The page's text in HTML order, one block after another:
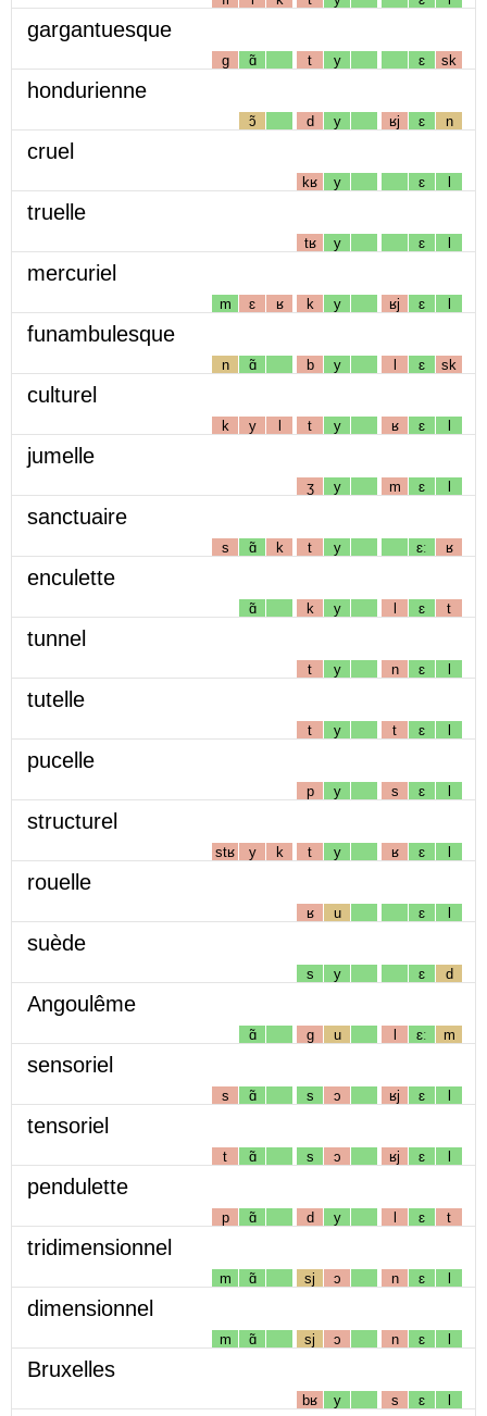
gargantuesque
g ɑ̃ t y ɛ sk
hondurienne
ɔ̃ d y ʁj ɛ n
cruel
kʁ y ɛ l
truelle
tʁ y ɛ l
mercuriel
m ɛ ʁ k y ʁj ɛ l
funambulesque
n ɑ̃ b y l ɛ sk
culturel
k y l t y ʁ ɛ l
jumelle
ʒ y m ɛ l
sanctuaire
s ɑ̃ k t y ɛː ʁ
enculette
ɑ̃ k y l ɛ t
tunnel
t y n ɛ l
tutelle
t y t ɛ l
pucelle
p y s ɛ l
structurel
stʁ y k t y ʁ ɛ l
rouelle
ʁ u ɛ l
suède
s y ɛ d
Angoulême
ɑ̃ g u l ɛː m
sensoriel
s ɑ̃ s ɔ ʁj ɛ l
tensoriel
t ɑ̃ s ɔ ʁj ɛ l
pendulette
p ɑ̃ d y l ɛ t
tridimensionnel
m ɑ̃ sj ɔ n ɛ l
dimensionnel
m ɑ̃ sj ɔ n ɛ l
Bruxelles
bʁ y s ɛ l